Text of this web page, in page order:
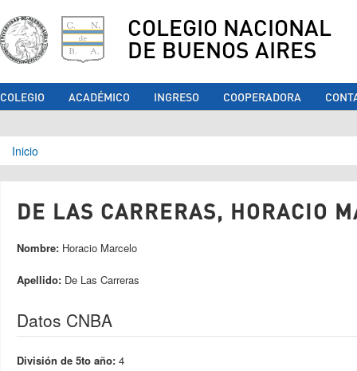
COLEGIO NACIONAL
DE BUENOS AIRES
COLEGIO ACADÉMICO INGRESO COOPERADORA
Se encuentra usted aquí
Inicio
DE LAS CARRERAS, HORACIO
Nombre: Horacio Marcelo
Apellido: De Las Carreras
Datos CNBA
División de 5to año: 4